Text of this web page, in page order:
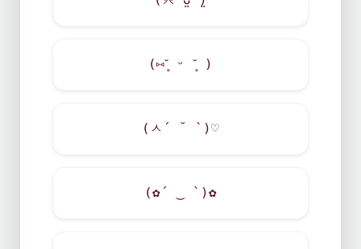
(⑅˘͈ ᵕ ˘͈ )
(ㅅ´ ˘ `)♡
(✿´ ‿ `)✿